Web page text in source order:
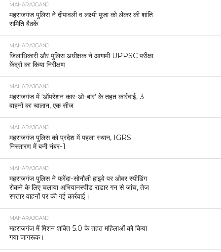
MAHARAJGANJ
महराजगंज पुलिस ने दीपावली व लक्ष्मी पूजा को लेकर की शांति
समिति बैठकें
MAHARAJGANJ
जिलाधिकारी और पुलिस अधीक्षक ने आगामी UPPSC परीक्षा
केंद्रों का किया निरीक्षण
MAHARAJGANJ
महराजगंज में ‘ऑपरेशन कार-ओ-बार’ के तहत कार्रवाई, 3
वाहनों का चालान, एक सीज
MAHARAJGANJ
महराजगंज पुलिस को प्रदेश में पहला स्थान, IGRS
निस्तारण में बनी नंबर-1
MAHARAJGANJ
महराजगंज पुलिस ने फरेंदा-सोनौली हाइवे पर ओवर स्पीडिंग
रोकने के लिए चलाया अभियानस्पीड राडार गन से जांच, तेज
रफ्तार वाहनों पर की गई कार्रवाई।
MAHARAJGANJ
महराजगंज में मिशन शक्ति 5.0 के तहत महिलाओं को किया
गया जागरूक।